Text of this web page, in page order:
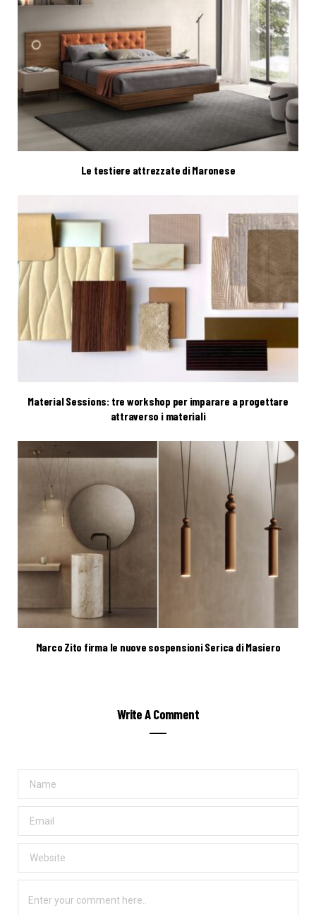
Le testiere attrezzate di Maronese
Material Sessions: tre workshop per imparare a progettare
attraverso i materiali
Marco Zito firma le nuove sospensioni Serica di Masiero
Write A Comment